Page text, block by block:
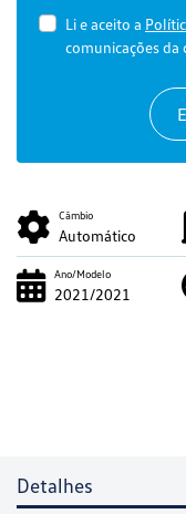
Li e aceito a
comunicações da
Câmbio
Automático
Ano/Modelo
2021/2021
Detalhes